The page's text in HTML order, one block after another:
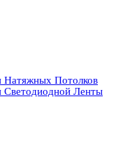
Потолков
Ленты